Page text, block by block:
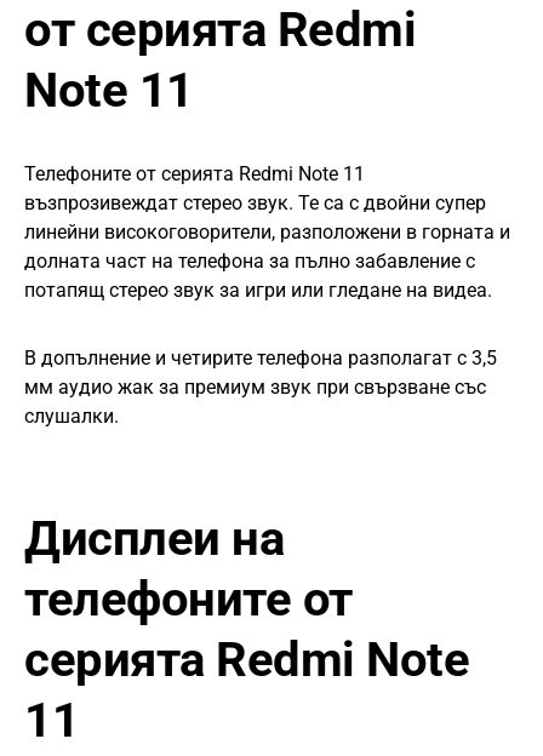
от серията Redmi
Note 11
Телефоните от серията Redmi Note 11
възпрозивеждат стерео звук. Те са с двойни супер
линейни високоговорители, разположени в горната и
долната част на телефона за пълно забавление с
потапящ стерео звук за игри или гледане на видеа.
В допълнение и четирите телефона разполагат с 3,5
мм аудио жак за премиум звук при свързване със
слушалки.
Дисплеи на
телефоните от
серията Redmi Note
11